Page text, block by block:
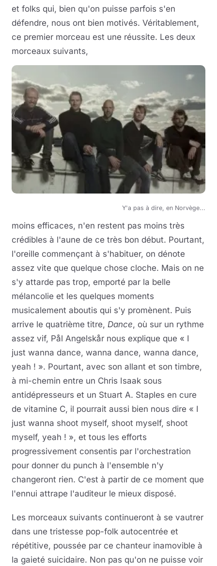
et folks qui, bien qu'on puisse parfois s'en
défendre, nous ont bien motivés. Véritablement,
ce premier morceau est une réussite. Les deux
morceaux suivants,
Y'a pas à dire, en Norvège...
moins efficaces, n'en restent pas moins très
crédibles à l'aune de ce très bon début. Pourtant,
l'oreille commençant à s'habituer, on dénote
assez vite que quelque chose cloche. Mais on ne
s'y attarde pas trop, emporté par la belle
mélancolie et les quelques moments
musicalement aboutis qui s'y promènent. Puis
arrive le quatrième titre, Dance, où sur un rythme
assez vif, Pål Angelskår nous explique que « I
just wanna dance, wanna dance, wanna dance,
yeah ! ». Pourtant, avec son allant et son timbre,
à mi-chemin entre un Chris Isaak sous
antidépresseurs et un Stuart A. Staples en cure
de vitamine C, il pourrait aussi bien nous dire « I
just wanna shoot myself, shoot myself, shoot
myself, yeah ! », et tous les efforts
progressivement consentis par l'orchestration
pour donner du punch à l'ensemble n'y
changeront rien. C'est à partir de ce moment que
l'ennui attrape l'auditeur le mieux disposé.
Les morceaux suivants continueront à se vautrer
dans une tristesse pop-folk autocentrée et
répétitive, poussée par ce chanteur inamovible à
la gaieté suicidaire. Non pas qu'on ne puisse voir